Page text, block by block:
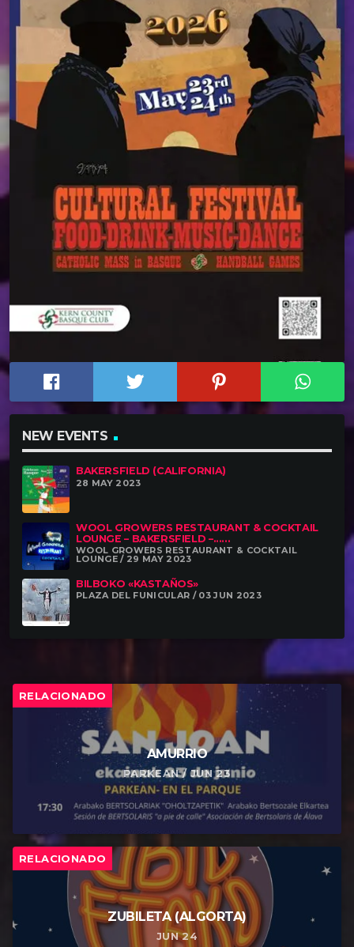
NEW EVENTS
BAKERSFIELD (CALIFORNIA)
28 MAY 2023
WOOL GROWERS RESTAURANT & COCKTAIL
LOUNGE – BAKERSFIELD –......
WOOL GROWERS RESTAURANT & COCKTAIL
LOUNGE / 29 MAY 2023
BILBOKO «KASTAÑOS»
PLAZA DEL FUNICULAR / 03 JUN 2023
RELACIONADO
AMURRIO
PARKEAN / JUN 23
RELACIONADO
ZUBILETA (ALGORTA)
JUN 24